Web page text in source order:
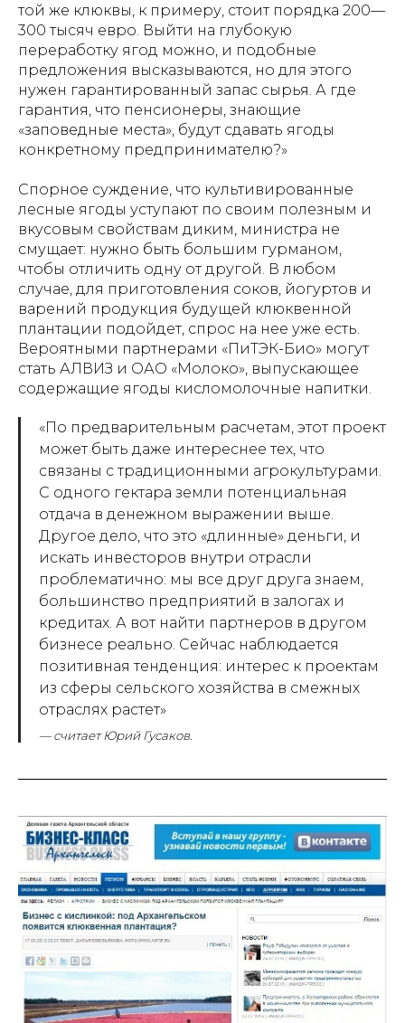
той же клюквы, к примеру, стоит порядка 200—
300 тысяч евро. Выйти на глубокую
переработку ягод можно, и подобные
предложения высказываются, но для этого
нужен гарантированный запас сырья. А где
гарантия, что пенсионеры, знающие
«заповедные места», будут сдавать ягоды
конкретному предпринимателю?»
Спорное суждение, что культивированные
лесные ягоды уступают по своим полезным и
вкусовым свойствам диким, министра не
смущает: нужно быть большим гурманом,
чтобы отличить одну от другой. В любом
случае, для приготовления соков, йогуртов и
варений продукция будущей клюквенной
плантации подойдет, спрос на нее уже есть.
Вероятными партнерами «ПиТЭК-Био» могут
стать АЛВИЗ и ОАО «Молоко», выпускающее
содержащие ягоды кисломолочные напитки.
«По предварительным расчетам, этот проект
может быть даже интереснее тех, что
связаны с традиционными агрокультурами.
С одного гектара земли потенциальная
отдача в денежном выражении выше.
Другое дело, что это «длинные» деньги, и
искать инвесторов внутри отрасли
проблематично: мы все друг друга знаем,
большинство предприятий в залогах и
кредитах. А вот найти партнеров в другом
бизнесе реально. Сейчас наблюдается
позитивная тенденция: интерес к проектам
из сферы сельского хозяйства в смежных
отраслях растет»
— считает Юрий Гусаков.